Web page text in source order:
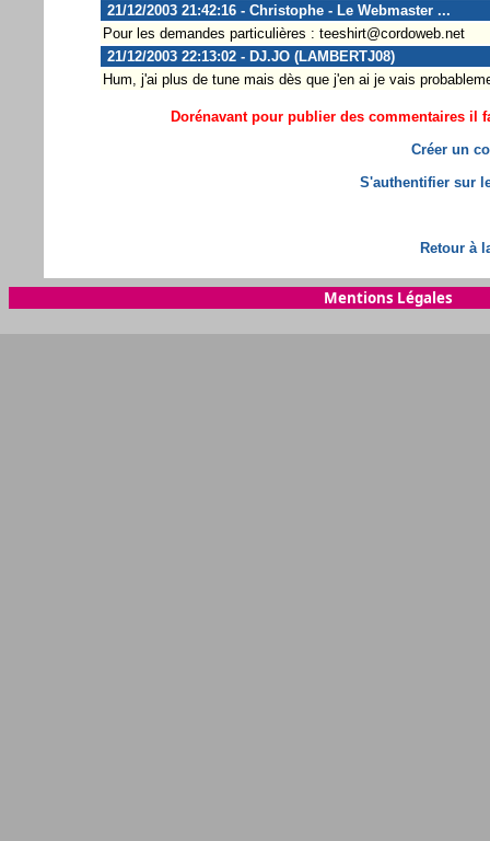
21/12/2003 21:42:16 - Christophe - Le Webmaster ...
Pour les demandes particulières : teeshirt@cordoweb.net
21/12/2003 22:13:02 - DJ.JO (LAMBERTJ08)
Hum, j'ai plus de tune mais dès que j'en ai je vais
Dorénavant pour publier des commentaires il
Créer un
S'authentifier sur
Retour à
Mentions Légales